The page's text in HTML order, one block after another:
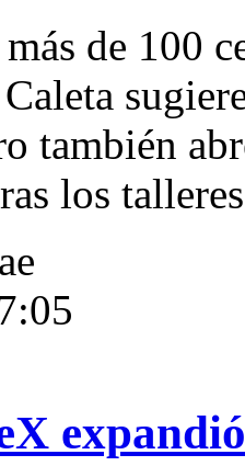
de 100
también
los talleres